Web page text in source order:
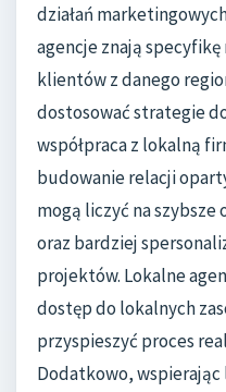
działań
agencje znają
klientów z danego
dostosować strategie
współpraca z lokalną
budowanie relacji
mogą liczyć na
oraz bardziej
projektów. Lokalne
dostęp do lokalnych
przyspieszyć proces
Dodatkowo,